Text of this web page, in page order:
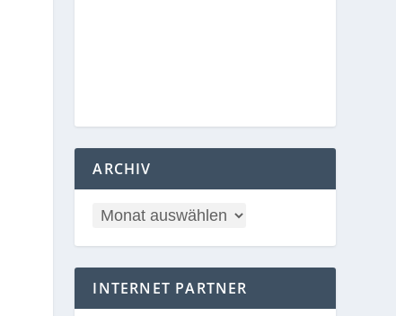
ARCHIV
INTERNET PARTNER